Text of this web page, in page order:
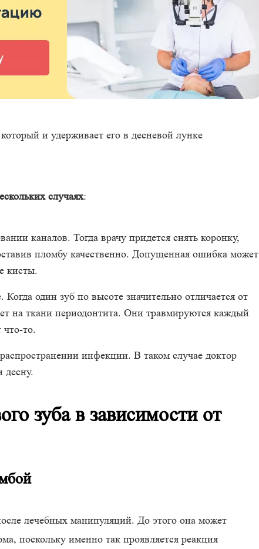
и удерживает его в десневой лунке
случаях:
каналов. Тогда врачу придется снять коронку,
пломбу качественно. Допущенная ошибка может
кисты.
один зуб по высоте значительно отличается от
на ткани периодонтита. Они травмируются каждый
что-то.
инфекции. В таком случае доктор
десну.
зуба в зависимости от
лечебных манипуляций. До этого она может
поскольку именно так проявляется реакция